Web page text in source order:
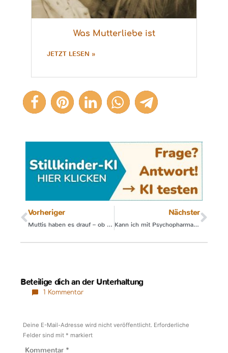
Was Mutterliebe ist
JETZT LESEN »
Vorheriger
Muttis haben es drauf – ob sie’s wissen oder nicht
Nächster
Kann ich mit Psychopharmaka weiterstillen?
Beteilige dich an der Unterhaltung
1 Kommentar
Deine E-Mail-Adresse wird nicht veröffentlicht. Erforderliche
Felder sind mit * markiert
Kommentar *